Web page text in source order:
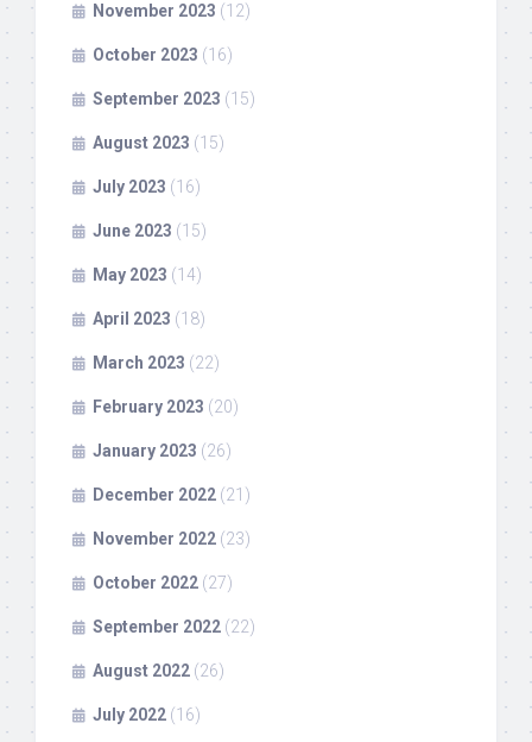
November 2023 (12)
October 2023 (16)
September 2023 (15)
August 2023 (15)
July 2023 (16)
June 2023 (15)
May 2023 (14)
April 2023 (18)
March 2023 (22)
February 2023 (20)
January 2023 (26)
December 2022 (21)
November 2022 (23)
October 2022 (27)
September 2022 (22)
August 2022 (26)
July 2022 (16)